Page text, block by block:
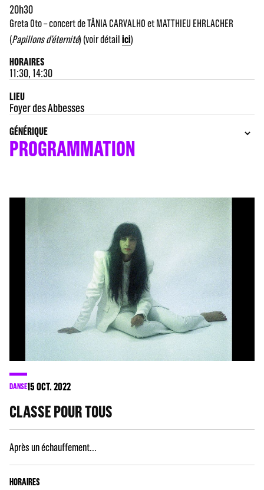
20h30
Greta Oto – concert de TÂNIA CARVALHO et MATTHIEU EHRLACHER
(Papillons d’éternité) (voir détailici)
HORAIRES
11:30, 14:30
LIEU
Foyer des Abbesses
GÉNÉRIQUE
PROGRAMMATION
DANSE15OCT. 2022
CLASSE POUR TOUS
Après un échauffement...
HORAIRES